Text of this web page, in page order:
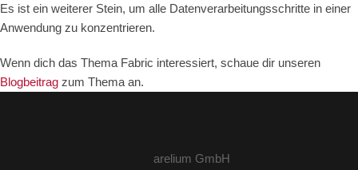
Es ist ein weiterer Stein, um alle Datenverarbeitungsschritte in einer
Anwendung zu konzentrieren.
Wenn dich das Thema Fabric interessiert, schaue dir unseren
Blogbeitrag zum Thema an.
arelium GmbH